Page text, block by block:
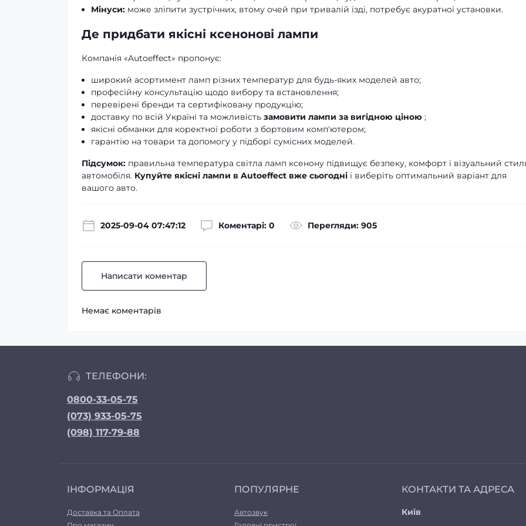
Мінуси: може зліпити зустрічних, втому очей при тривалій їзді, потребує акуратної установки.
Де придбати якісні ксенонові лампи
Компанія «Autoeffect» пропонує:
широкий асортимент ламп різних температур для будь-яких моделей авто;
професійну консультацію щодо вибору та встановлення;
перевірені бренди та сертифіковану продукцію;
доставку по всій Україні та можливість замовити лампи за вигідною ціною ;
якісні обманки для коректної роботи з бортовим комп'ютером;
гарантію на товари та допомогу у підборі сумісних моделей.
Підсумок: правильна температура світла ламп ксенону підвищує безпеку, комфорт і візуальний
автомобіля. Купуйте якісні лампи в Autoeffect вже сьогодні і виберіть оптимальний варіант для
вашого авто.
2025-09-04 07:47:12 Коментарі: 0 Перегляди: 905
Написати коментар
Немає коментарів
ТЕЛЕФОНИ:
0800-33-05-75
(073) 933-05-75
(098) 117-79-88
ІНФОРМАЦІЯ
Доставка та Оплата
ПОПУЛЯРНЕ
Автозвук
КОНТАКТИ ТА АДРЕСА
Київ